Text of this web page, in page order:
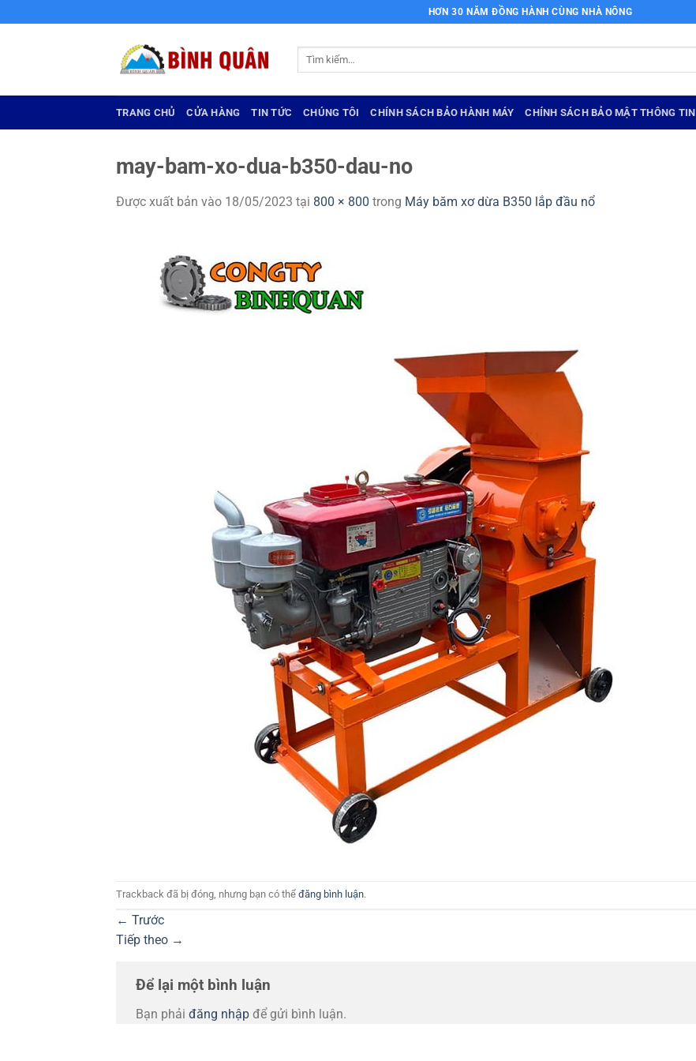
qua
HƠN 30 NĂM ĐỒNG HÀNH CÙNG NHÀ NÔNG
TRANG CHỦ CỬA HÀNG TIN TỨC CHÚNG TÔI CHÍNH SÁCH BẢO HÀNH MÁY CHÍNH SÁCH BẢO MẬT THÔNG TIN
may-bam-xo-dua-b350-dau-no
Được xuất bản vào 18/05/2023 tại 800 × 800 trong Máy băm xơ dừa B350 lắp đầu nổ
Trackback đã bị đóng, nhưng bạn có thể đăng bình luận.
← Trước
Tiếp theo →
Để lại một bình luận
Bạn phải đăng nhập để gửi bình luận.